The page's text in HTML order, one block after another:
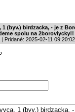
(byv.) birdzacka, - je z
spolu na 2boroviycky!!
Pridané: 2025-02-11 09:20:02